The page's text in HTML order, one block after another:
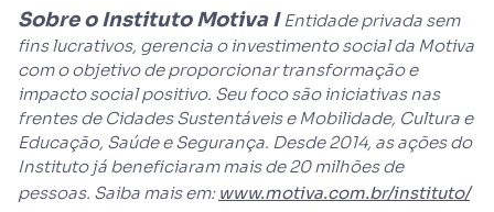
Sobre o Instituto Motiva IEntidade privada sem
fins lucrativos, gerencia o investimento social da Motiva
com o objetivo de proporcionar transformação e
impacto social positivo. Seu foco são iniciativas nas
frentes de Cidades Sustentáveis e Mobilidade, Cultura e
Educação, Saúde e Segurança. Desde 2014, as ações do
Instituto já beneficiaram mais de 20 milhões de
pessoas. Saiba mais em: www.motiva.com.br/instituto/